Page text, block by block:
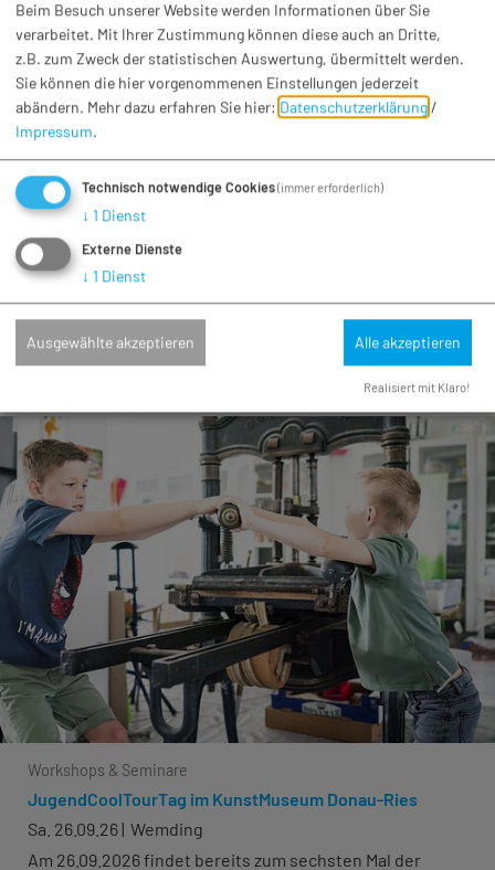
Konzert
Musikfestival in der Interkulturellen Woche
... mit Jumipng Jack, Stimmenmeer und Don't rust mum
Workshops & Seminare
JugendCoolTourTag im KunstMuseum Donau-Ries
Sa. 26.09.26 Wemding
Am 26.09.2026 findet bereits zum sechsten Mal der
Beim Besuch unserer Website werden Informationen über Sie
verarbeitet. Mit Ihrer Zustimmung können diese auch an Dritte,
z.B. zum Zweck der statistischen Auswertung, übermittelt werden.
Sie können die hier vorgenommenen Einstellungen jederzeit
abändern. Mehr dazu erfahren Sie hier: Datenschutzerklärung /
Impressum.
Technisch notwendige Cookies(immer erforderlich)
↓ 1 Dienst
Externe Dienste
↓ 1 Dienst
Ausgewählte akzeptieren Alle akzeptieren
Realisiert mit Klaro!